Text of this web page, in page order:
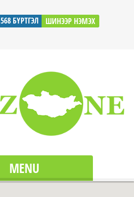
568 БҮРТГЭЛ ШИНЭЭР НЭМЭХ
MENU